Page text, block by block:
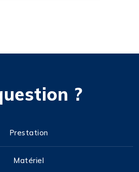
?
Prestation
Matériel